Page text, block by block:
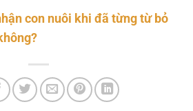
con nuôi khi đã từng từ bỏ